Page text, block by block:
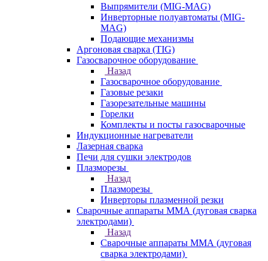
Выпрямители (MIG-MAG)
Инверторные полуавтоматы (MIG-
MAG)
Подающие механизмы
Аргоновая сварка (TIG)
Газосварочное оборудование
Назад
Газосварочное оборудование
Газовые резаки
Газорезательные машины
Горелки
Комплекты и посты газосварочные
Индукционные нагреватели
Лазерная сварка
Печи для сушки электродов
Плазморезы
Назад
Плазморезы
Инверторы плазменной резки
Сварочные аппараты ММА (дуговая сварка
электродами)
Назад
Сварочные аппараты ММА (дуговая
сварка электродами)